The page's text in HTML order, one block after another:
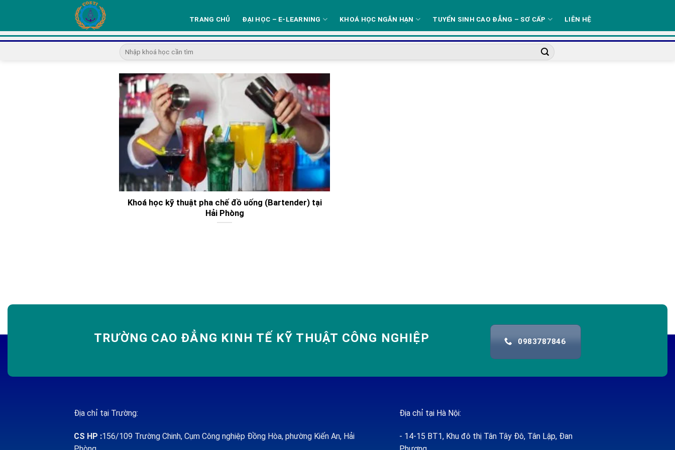
content
TRANG CHỦ ĐẠI HỌC – E-LEARNING KHOÁ HỌC NGẮN HẠN TUYỂN SINH CAO ĐẲNG – SƠ CẤP LIÊN HỆ
Khoá học kỹ thuật pha chế đồ uống (Bartender) tại
Hải Phòng
TRƯỜNG CAO ĐẲNG KINH TẾ KỸ THUẬT CÔNG NGHIỆP 0983787846
Địa chỉ tại Trường:
CS HP :156/109 Trường Chinh, Cụm Công nghiệp Đồng Hòa, phường Kiến An, Hải
Địa chỉ tại Hà Nội:
- 14-15 BT1, Khu đô thị Tân Tây Đô, Tân Lập, Đan